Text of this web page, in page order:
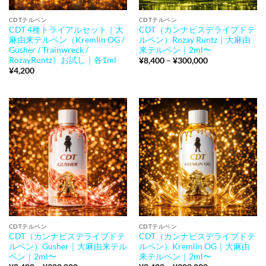
CDTテルペン
CDT 4種トライアルセット｜大
麻由来テルペン（Kremlin OG /
Gusher / Trainwreck /
RozayRuntz）お試し｜各1ml
¥4,200
CDTテルペン
CDT（カンナビスデライブドテ
ルペン）Rozay Runtz｜大麻由
来テルペン｜2ml〜
¥8,400 – ¥300,000価
¥300,000
CDTテルペン
CDT（カンナビスデライブドテ
ルペン）Gusher｜大麻由来テル
ペン｜2ml〜
CDTテルペン
CDT（カンナビスデライブドテ
ルペン）Kremlin OG｜大麻由
来テルペン｜2ml〜